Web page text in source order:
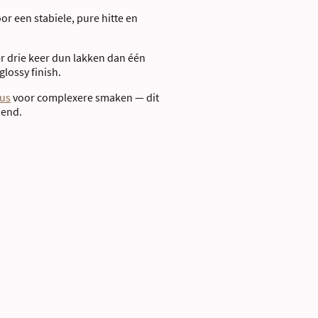
een stabiele, pure hitte en
drie keer dun lakken dan één
finish.
voor complexere smaken — dit